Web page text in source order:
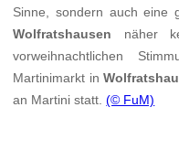
Sinne, sondern auch eine
Wolfratshausen näher
vorweihnachtlichen
Martinimarkt in
an Martini statt.(© FuM)